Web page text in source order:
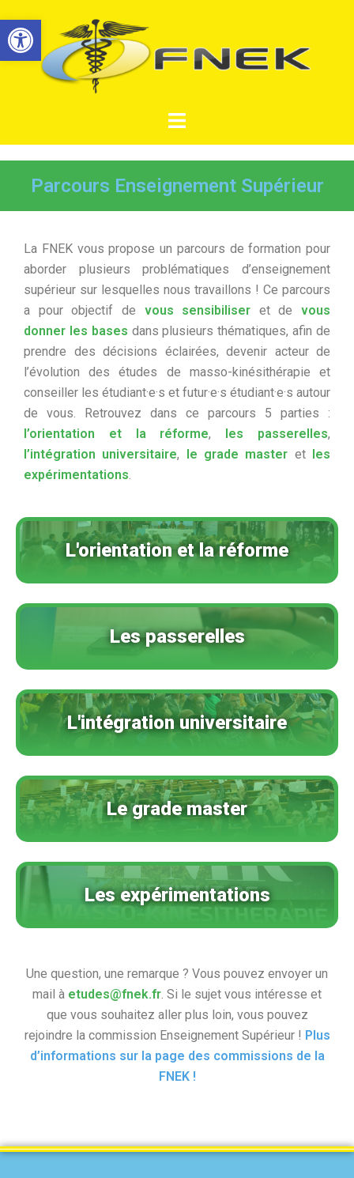
Ouvrir la barre d’outils
Parcours Enseignement Supérieur
La FNEK vous propose un parcours de formation pour
aborder plusieurs problématiques d’enseignement
supérieur sur lesquelles nous travaillons ! Ce parcours
a pour objectif de vous sensibiliser et de vous
donner les bases dans plusieurs thématiques, afin de
prendre des décisions éclairées, devenir acteur de
l’évolution des études de masso-kinésithérapie et
conseiller les étudiant·e·s et futur·e·s étudiant·e·s autour
de vous. Retrouvez dans ce parcours 5 parties :
l’orientation et la réforme, les passerelles,
l’intégration universitaire, le grade master et les
expérimentations.
L'orientation et la réforme
Les passerelles
L'intégration universitaire
Le grade master
Les expérimentations
Une question, une remarque ? Vous pouvez envoyer un
mail à etudes@fnek.fr. Si le sujet vous intéresse et
que vous souhaitez aller plus loin, vous pouvez
rejoindre la commission Enseignement Supérieur ! Plus
d’informations sur la page des commissions de la
FNEK !